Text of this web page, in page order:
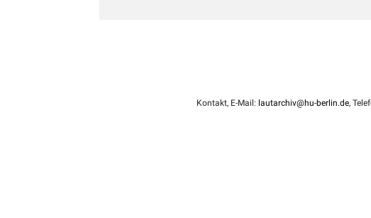
Kontakt, E-Mail: lautarchiv@hu-berlin.de,